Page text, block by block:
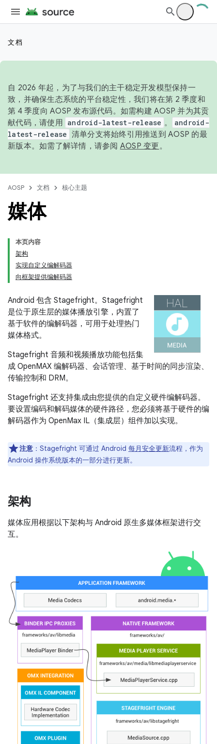
文档
自 2026 年起，为了与我们的主干稳定开发模型保持一
致，并确保生态系统的平台稳定性，我们将在第 2 季度和
第 4 季度向 AOSP 发布源代码。如需构建 AOSP 并为其贡
献代码，请使用 android-latest-release 。
android-
latest-release 清单分支将始终引用推送到 AOSP 的最
新版本。如需了解详情，请参阅 AOSP 变更。
AOSP 文档 核心主题
媒体
本页内容
架构
实现自定义编解码器
向框架提供编解码器
Android 包含 Stagefright。Stagefright
是位于原生层的媒体播放引擎，内置了
基于软件的编解码器，可用于处理热门
媒体格式。
Stagefright 音频和视频播放功能包括集
成 OpenMAX 编解码器、会话管理、基于时间的同步渲染、
传输控制和 DRM。
Stagefright 还支持集成由您提供的自定义硬件编解码器。
要设置编码和解码媒体的硬件路径，您必须将基于硬件的编
解码器作为 OpenMax IL（集成层）组件加以实现。
注意 ：Stagefright 可通过 Android 每月安全更新流程，作为
Android 操作系统版本的一部分进行更新。
架构
媒体应用根据以下架构与 Android 原生多媒体框架进行交
互。